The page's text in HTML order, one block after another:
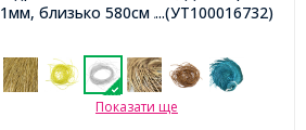
1мм, близько 580см / 10г,...(УТ100016732)
Показати ще